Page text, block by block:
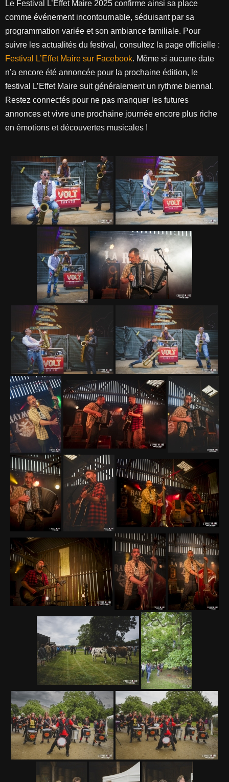
Le Festival L’Effet Maire 2025 confirme ainsi sa place
comme événement incontournable, séduisant par sa
programmation variée et son ambiance familiale. Pour
suivre les actualités du festival, consultez la page officielle :
Festival L’Effet Maire sur Facebook. Même si aucune date
n’a encore été annoncée pour la prochaine édition, le
festival L’Effet Maire suit généralement un rythme biennal.
Restez connectés pour ne pas manquer les futures
annonces et vivre une prochaine journée encore plus riche
en émotions et découvertes musicales !